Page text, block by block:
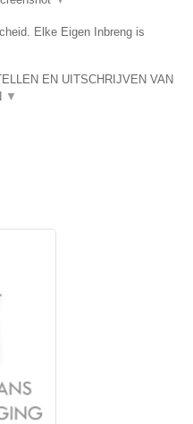
Elke Eigen Inbreng is
EN UITSCHRIJVEN VAN
▼